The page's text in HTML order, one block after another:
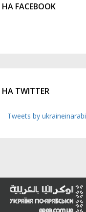
FACEBOOK
TWITTER
Tweets by ukraineinarabi